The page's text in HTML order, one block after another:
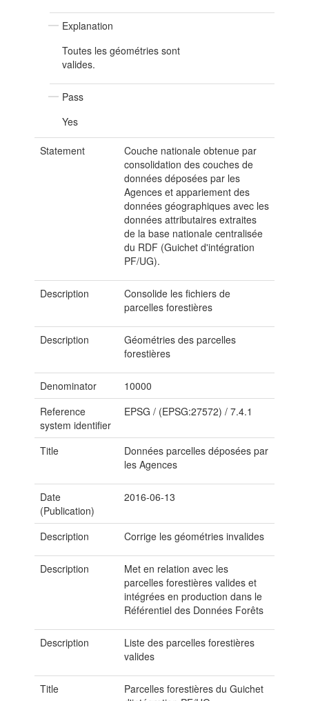
Explanation
Toutes les géométries sont
valides.
Pass
Yes
Statement
Couche nationale obtenue par
consolidation des couches de
données déposées par les
Agences et appariement des
données géographiques avec les
données attributaires extraites
de la base nationale centralisée
du RDF (Guichet d'intégration
PF/UG).
Description
Consolide les fichiers de
parcelles forestières
Description
Géométries des parcelles
forestières
Denominator
10000
Reference
system identifier
EPSG / (EPSG:27572) / 7.4.1
Title
Données parcelles déposées par
les Agences
Date
(Publication)
2016-06-13
Description Corrige les géométries invalides
Description
Met en relation avec les
parcelles forestières valides et
intégrées en production dans le
Référentiel des Données Forêts
Description
Liste des parcelles forestières
valides
Title
Parcelles forestières du Guichet